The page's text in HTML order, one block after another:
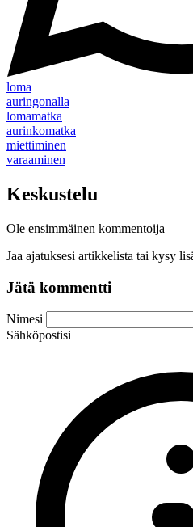
loma
auringonalla
lomamatka
aurinkomatka
miettiminen
varaaminen
Keskustelu
Ole ensimmäinen kommentoija
Jaa ajatuksesi artikkelista tai kysy
Jätä kommentti
Nimesi
Sähköpostisi